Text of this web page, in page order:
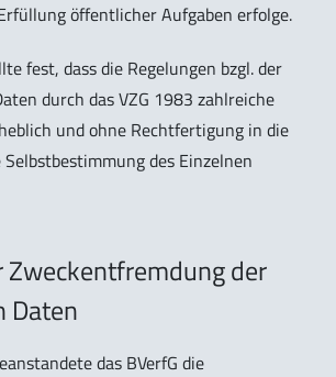
öffentlicher Aufgaben erfolge.
fest, dass die Regelungen bzgl. der
durch das VZG 1983 zahlreiche
und ohne Rechtfertigung in die
des Einzelnen
Zweckentfremdung der
Daten
das BVerfG die